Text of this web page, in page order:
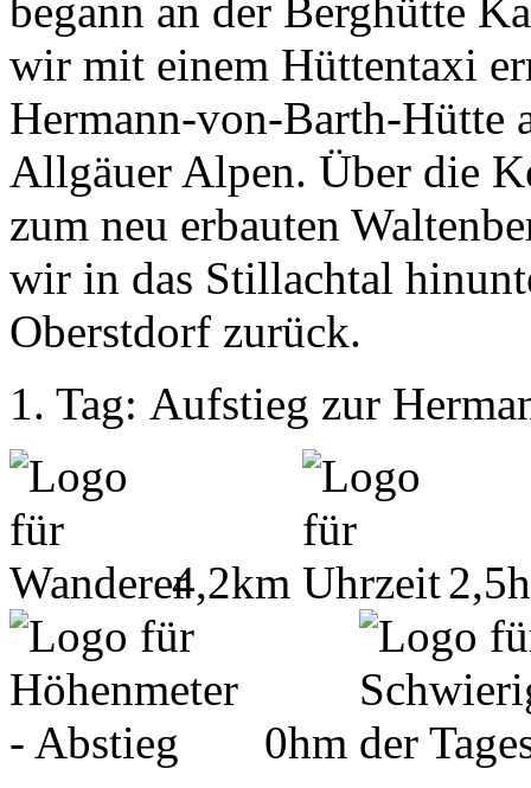
begann an der Berghütte
wir mit einem Hüttentaxi
Hermann-von-Barth-Hütte
Allgäuer Alpen. Über die
zum neu erbauten
wir in das Stillachtal
Oberstdorf zurück.
1. Tag: Aufstieg zur
4,2km
0hm